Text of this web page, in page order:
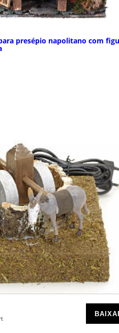
presépio napolitano com